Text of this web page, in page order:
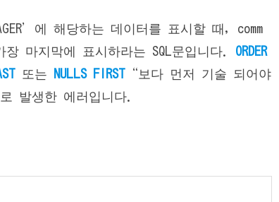
에 해당하는 데이터를 표시할 때, comm
마지막에 표시하라는 SQL문입니다. ORDER
또는 NULLS FIRST “보다 먼저 기술 되어야
발생한 에러입니다.